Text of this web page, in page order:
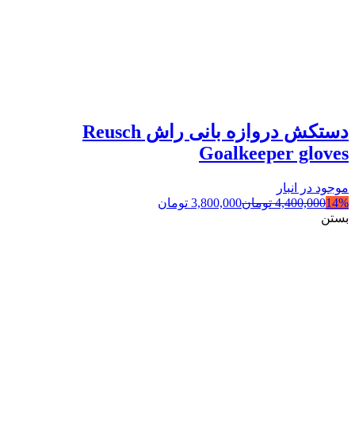
دستکش دروازه بانی راش Reusch
Goalkeeper gloves
موجود در انبار
14%
4,400,000 تومان3,800,000 تومان
بستن